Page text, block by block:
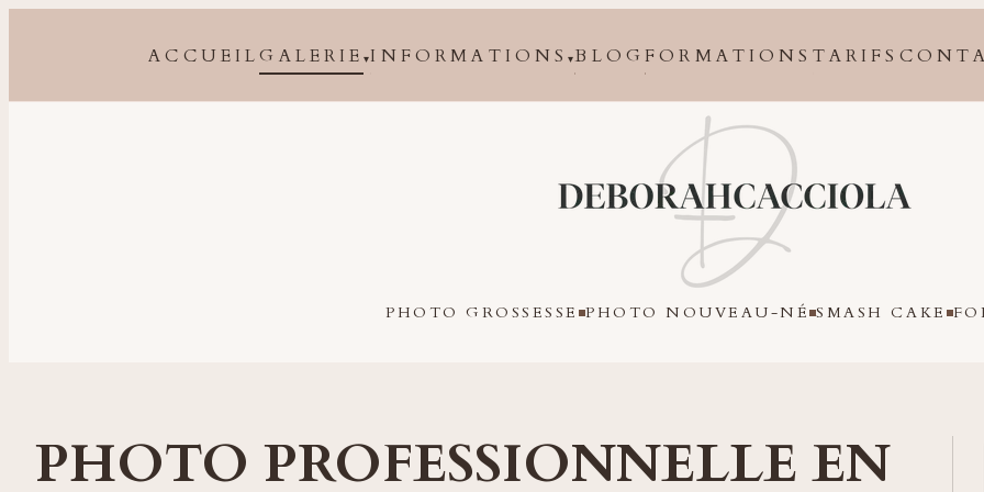
ACCUEILGALERIE▾INFORMATIONS▾BLOGFORMATIONS TARIFS
PHOTO GROSSESSE PHOTO NOUVEAU-NÉ SMASH CAKE
PHOTO PROFESSIONNELLE EN